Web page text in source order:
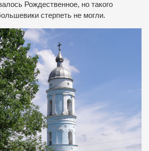
Рождественное, но такого
стерпеть не могли.